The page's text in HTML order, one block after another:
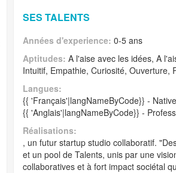
SES TALENTS
Années d'experience: 0-5 ans
Aptitudes: A l'aise avec les idées, A
Intuitif, Empathie, Curiosité, Ouverture,
Langues:
{{ 'Français'|langNameByCode}} -
{{ 'Anglais'|langNameByCode}} -
Réalisations:
, un futur startup studio collaboratif.
et un pool de Talents, unis par une
collaboratives et à fort impact sociétal